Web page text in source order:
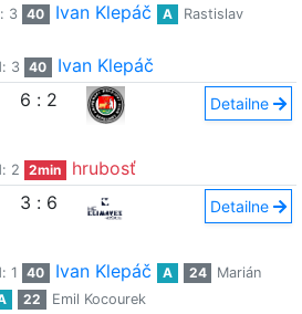
3 40 Ivan Klepáč A
Rastislav
3 40
Ivan Klepáč
6 : 2 Detailne
2 2min
hrubosť
3 : 6 Detailne
1 40 Ivan Klepáč A 24
Marián
22 Emil Kocourek